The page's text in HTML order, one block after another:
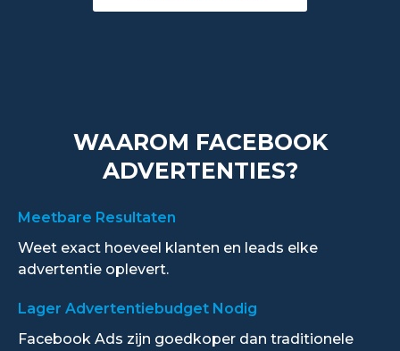
WAAROM FACEBOOK
ADVERTENTIES?
Meetbare Resultaten
Weet exact hoeveel klanten en leads elke
advertentie oplevert.
Lager Advertentiebudget Nodig
Facebook Ads zijn goedkoper dan traditionele